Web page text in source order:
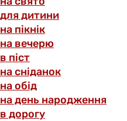
дитини
пікнік
вечерю
піст
сніданок
обід
день народження
дорогу